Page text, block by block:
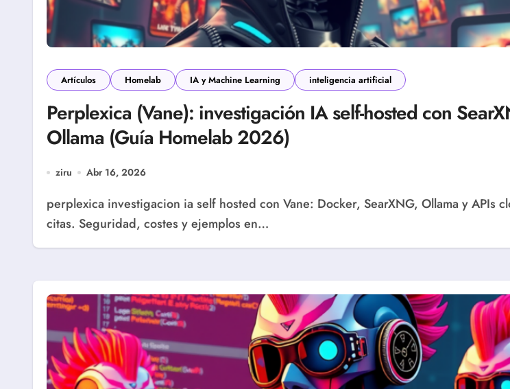
Artículos Homelab IA y Machine Learning inteligencia artificial
Perplexica (Vane): investigación IA self-hosted con
Ollama (Guía Homelab 2026)
ziru Abr 16, 2026
perplexica investigacion ia self hosted con Vane: Docker, SearXNG, Ollama y APIs cloud con
citas. Seguridad, costes y ejemplos en…